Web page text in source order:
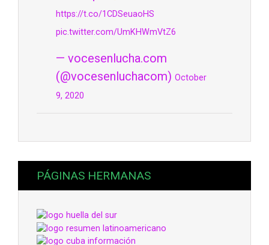
https://t.co/1CDSeuaoHS
pic.twitter.com/UmKHWmVtZ6
— vocesenlucha.com
(@vocesenluchacom) October
9, 2020
PÁGINAS HERMANAS